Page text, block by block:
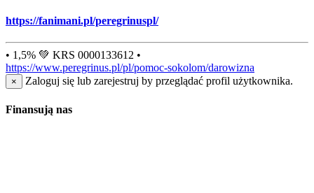
https://fanimani.pl/peregrinuspl/
• 1,5% 💚 KRS 0000133612 •
https://www.peregrinus.pl/pl/pomoc-sokolom/darowizna
× Zaloguj się lub zarejestruj by przeglądać profil użytkownika.
Finansują nas